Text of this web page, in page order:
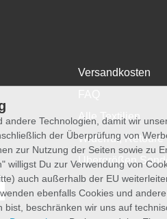
Versandkosten
Alle Textilien
Widerruf,
Übergrößen
andere Technologien, damit wir
der Überprüfung von
zur Nutzung der Seiten sowie zu
willigst Du zur Verwendung von
auch außerhalb der EU
ebenfalls Cookies und
bist, beschränken wir uns auf